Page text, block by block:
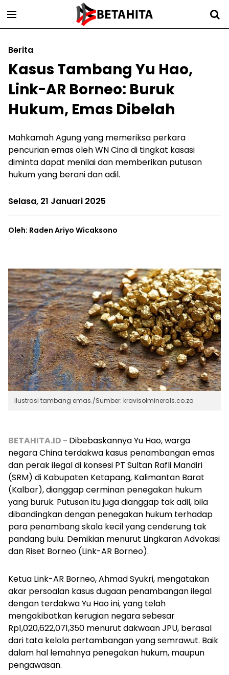
Berita
Kasus Tambang Yu Hao,
Link-AR Borneo: Buruk
Hukum, Emas Dibelah
Mahkamah Agung yang memeriksa perkara
pencurian emas oleh WN Cina di tingkat kasasi
diminta dapat menilai dan memberikan putusan
hukum yang berani dan adil.
Selasa, 21 Januari 2025
Oleh: Raden Ariyo Wicaksono
Ilustrasi tambang emas./Sumber: kravisolminerals.co.za
BETAHITA.ID - Dibebaskannya Yu Hao, warga
negara China terdakwa kasus penambangan emas
dan perak ilegal di konsesi PT Sultan Rafli Mandiri
(SRM) di Kabupaten Ketapang, Kalimantan Barat
(Kalbar), dianggap cerminan penegakan hukum
yang buruk. Putusan itu juga dianggap tak adil, bila
dibandingkan dengan penegakan hukum terhadap
para penambang skala kecil yang cenderung tak
pandang bulu. Demikian menurut Lingkaran Advokasi
dan Riset Borneo (Link-AR Borneo).
Ketua Link-AR Borneo, Ahmad Syukri, mengatakan
akar persoalan kasus dugaan penambangan ilegal
dengan terdakwa Yu Hao ini, yang telah
mengakibatkan kerugian negara sebesar
Rp1,020,622,071,350 menurut dakwaan JPU, berasal
dari tata kelola pertambangan yang semrawut. Baik
dalam hal lemahnya penegakan hukum, maupun
pengawasan.